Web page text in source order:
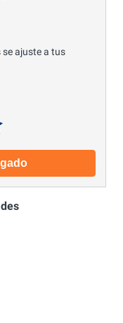
ajuste a tus